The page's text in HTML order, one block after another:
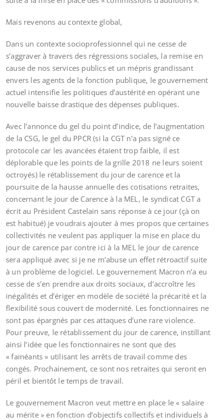
Mais revenons au contexte global,
Dans un contexte socioprofessionnel qui ne cesse de
s’aggraver à travers des régressions sociales, la remise en
cause de nos services publics et un mépris grandissant
envers les agents de la fonction publique, le gouvernement
actuel intensifie les politiques d’austérité en opérant une
nouvelle baisse drastique des dépenses publiques.
Avec l’annonce du gel du point d’indice, de l’augmentation
de la CSG, le gel du PPCR (si la CGT n’a pas signé ce
protocole car les avancées étaient trop faible, il est
déplorable que les points de la grille 2018 ne leurs soient
octroyés) le rétablissement du jour de carence et la
poursuite de la hausse annuelle des cotisations retraites,
concernant le jour de Carence à la MEL, le syndicat CGT a
écrit au Président Castelain sans réponse à ce jour (çà on
est habitué) je voudrais ajouter à mes propos que certaines
collectivités ne veulent pas appliquer la mise en place du
jour de carence par contre ici à la MEL le jour de carence
sera appliqué avec si je ne m’abuse un effet rétroactif suite
à un problème de logiciel. Le gouvernement Macron n’a eu
cesse de s’en prendre aux droits sociaux, d’accroître les
inégalités et d’ériger en modèle de société la précarité et la
flexibilité sous couvert de modernité. Les fonctionnaires ne
sont pas épargnés par ces attaques d’une rare violence.
Pour preuve, le rétablissement du jour de carence, instillant
ainsi l’idée que les fonctionnaires ne sont que des
« fainéants » utilisant les arrêts de travail comme des
congés. Prochainement, ce sont nos retraites qui seront en
péril et bientôt le temps de travail.
Le gouvernement Macron veut mettre en place le « salaire
au mérite » en fonction d’objectifs collectifs et individuels à